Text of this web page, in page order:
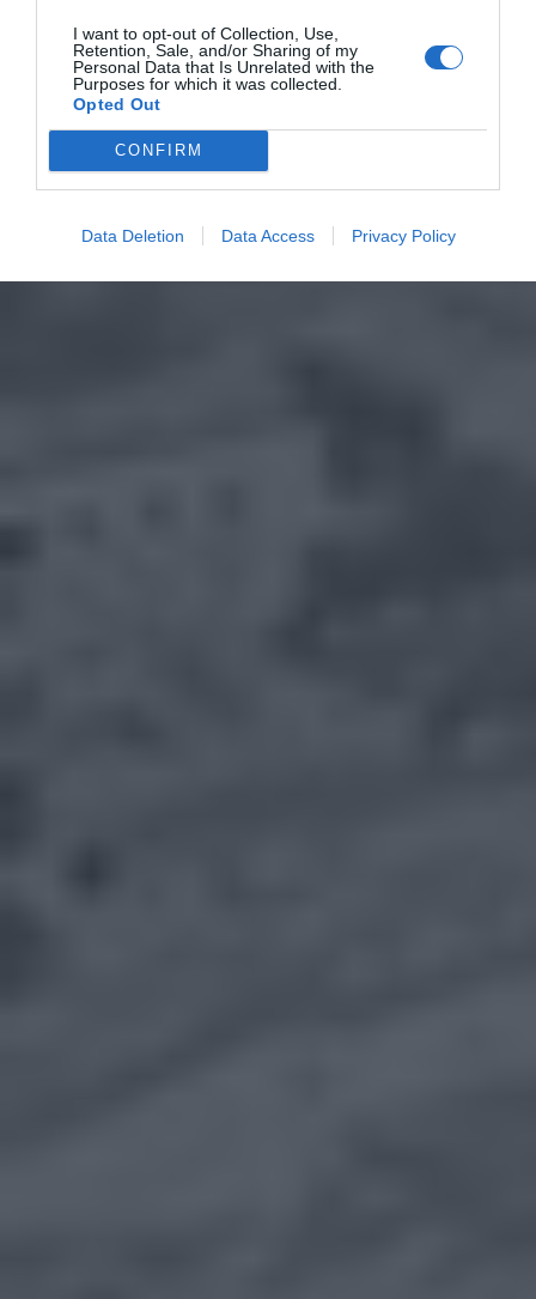
I want to opt-out of Collection, Use,
Retention, Sale, and/or Sharing of my
Personal Data that Is Unrelated with the
Purposes for which it was collected.
Opted Out
CONFIRM
Data Deletion Data Access Privacy Policy